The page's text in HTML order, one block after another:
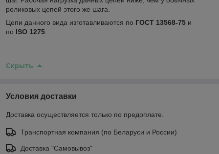
роликовых цепей этого же шага.
Цепи данного вида изготавливаются по ГОСТ 13568-75 и
по ISO 1275
Скрыть
Условия доставки
Доставка осуществляется только по предоплате.
Транспортная компания (по Беларуси и России)
Доставка "Самовывоз"